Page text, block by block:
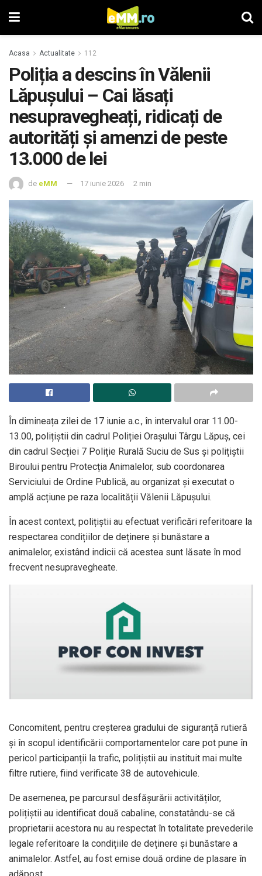
Acasa Actualitate 112
Poliția a descins în Vălenii
Lăpușului – Cai lăsați
nesupravegheați, ridicați de
autorități și amenzi de peste
13.000 de lei
de eMM 17 iunie 2026 2 min
În dimineața zilei de 17 iunie a.c., în intervalul orar 11.00-
13.00, polițiștii din cadrul Poliției Orașului Târgu Lăpuș, cei
din cadrul Secției 7 Poliție Rurală Suciu de Sus și polițiștii
Biroului pentru Protecția Animalelor, sub coordonarea
Serviciului de Ordine Publică, au organizat și executat o
amplă acțiune pe raza localității Vălenii Lăpușului.
În acest context, polițiștii au efectuat verificări referitoare la
respectarea condițiilor de deținere şi bunăstare a
animalelor, existând indicii că acestea sunt lăsate în mod
frecvent nesupravegheate.
Concomitent, pentru creșterea gradului de siguranță rutieră
și în scopul identificării comportamentelor care pot pune în
pericol participanții la trafic, polițiștii au instituit mai multe
filtre rutiere, fiind verificate 38 de autovehicule.
De asemenea, pe parcursul desfășurării activităților,
polițiștii au identificat două cabaline, constatându-se că
proprietarii acestora nu au respectat în totalitate prevederile
legale referitoare la condițiile de deținere şi bunăstare a
animalelor. Astfel, au fost emise două ordine de plasare în